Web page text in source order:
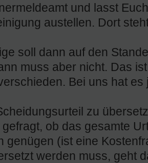
und lasst
austellen. Dort
soll dann auf den
muss aber nicht. Das
Bei uns hat
zu
ob das gesamte
genügen (ist eine
werden muss, geht